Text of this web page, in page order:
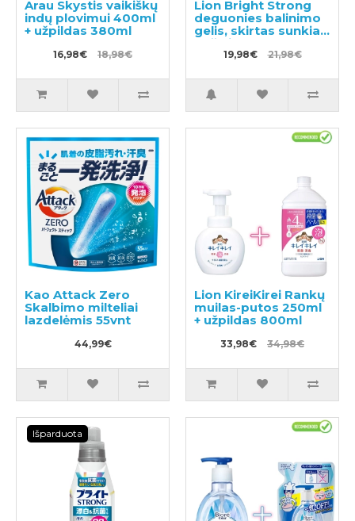
Arau Skystis vaikiškų
indų plovimui 400ml
+ užpildas 380ml
16,98€ 18,98€
Lion Bright Strong
deguonies balinimo
gelis, skirtas sunkiai
pašalinamoms
dėmėms,
antibakteriniu
poveikiu 510ml +
19,98€ 21,98€
Kao Attack Zero
Skalbimo milteliai
lazdelėmis 55vnt
44,99€
Lion KireiKirei Rankų
muilas-putos 250ml
+ užpildas 800ml
33,98€ 34,98€
Išparduota